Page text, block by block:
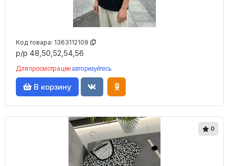
Код товара: 1363112109
р/р 48,50,52,54,56
Для просмотра цен авторизуйтесь
В корзину
0